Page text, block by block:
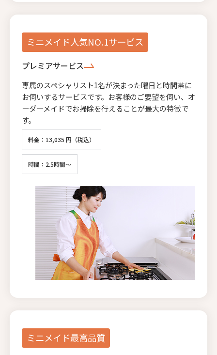
ミニメイド人気NO.1サービス
プレミアサービス
専属のスペシャリスト1名が決まった曜日と時間帯に
お伺いするサービスです。お客様のご要望を伺い、オ
ーダーメイドでお掃除を行えることが最大の特徴で
す。
料金：13,035 円（税込）
時間：2.5時間～
ミニメイド最高品質